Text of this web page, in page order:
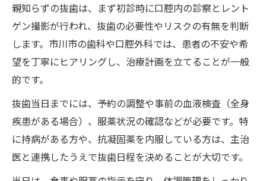
親知らずの抜歯は、まず初診時に口腔内の診察とレント
ゲン撮影が行われ、抜歯の必要性やリスクの有無を判断
します。市川市の歯科や口腔外科では、患者の不安や希
望を丁寧にヒアリングし、治療計画を立てることが一般
的です。
抜歯当日までには、予約の調整や事前の血液検査（全身
疾患がある場合）、服薬状況の確認などが必要です。特
に持病がある方や、抗凝固薬を内服している方は、主治
医と連携したうえで抜歯日程を決めることが大切です。